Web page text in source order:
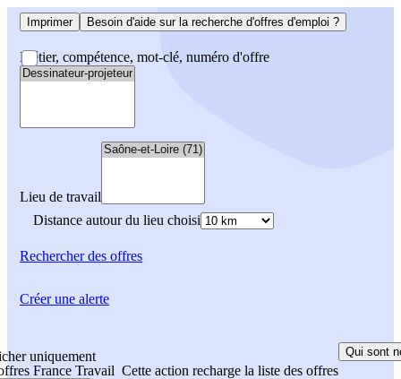
Imprimer Besoin d'aide sur la recherche d'offres d'emploi ?
Métier, compétence, mot-clé, numéro d'offre
Lieu de travail
Distance autour du lieu choisi
Rechercherdes offres
uniquement
France Travail Cette action recharge la liste des offres
Qui sont
Créer une alerte